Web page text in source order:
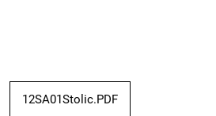
12SA01Stolic.PDF